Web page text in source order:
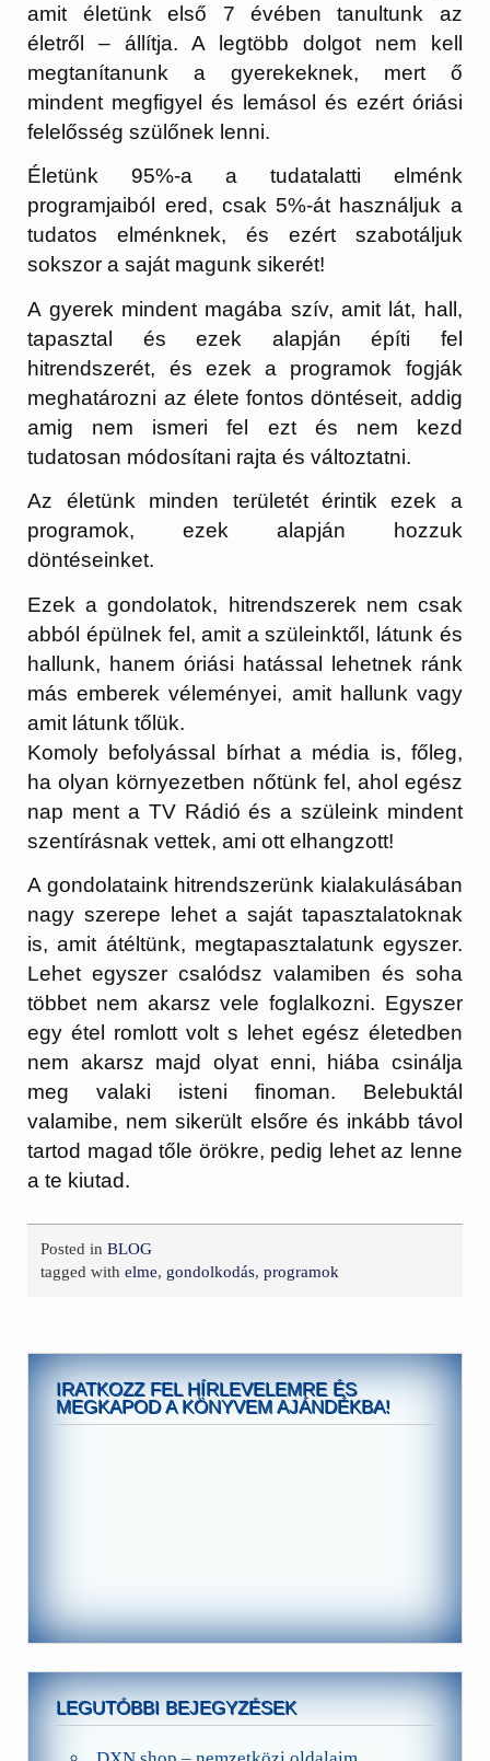
amit életünk első 7 évében tanultunk az
életről – állítja. A legtöbb dolgot nem kell
megtanítanunk a gyerekeknek, mert ő
mindent megfigyel és lemásol és ezért óriási
felelősség szülőnek lenni.
Életünk 95%-a a tudatalatti elménk
programjaiból ered, csak 5%-át használjuk a
tudatos elménknek, és ezért szabotáljuk
sokszor a saját magunk sikerét!
A gyerek mindent magába szív, amit lát, hall,
tapasztal és ezek alapján építi fel
hitrendszerét, és ezek a programok fogják
meghatározni az élete fontos döntéseit, addig
amig nem ismeri fel ezt és nem kezd
tudatosan módosítani rajta és változtatni.
Az életünk minden területét érintik ezek a
programok, ezek alapján hozzuk
döntéseinket.
Ezek a gondolatok, hitrendszerek nem csak
abból épülnek fel, amit a szüleinktől, látunk és
hallunk, hanem óriási hatással lehetnek ránk
más emberek véleményei, amit hallunk vagy
amit látunk tőlük.
Komoly befolyással bírhat a média is, főleg,
ha olyan környezetben nőtünk fel, ahol egész
nap ment a TV Rádió és a szüleink mindent
szentírásnak vettek, ami ott elhangzott!
A gondolataink hitrendszerünk kialakulásában
nagy szerepe lehet a saját tapasztalatoknak
is, amit átéltünk, megtapasztalatunk egyszer.
Lehet egyszer csalódsz valamiben és soha
többet nem akarsz vele foglalkozni. Egyszer
egy étel romlott volt s lehet egész életedben
nem akarsz majd olyat enni, hiába csinálja
meg valaki isteni finoman. Belebuktál
valamibe, nem sikerült elsőre és inkább távol
tartod magad tőle örökre, pedig lehet az lenne
a te kiutad.
Posted inBLOG
tagged withelme, gondolkodás,programok
IRATKOZZ FEL HÍRLEVELEMRE ÉS
MEGKAPOD A KÖNYVEM AJÁNDÉKBA!
LEGUTÓBBI BEJEGYZÉSEK